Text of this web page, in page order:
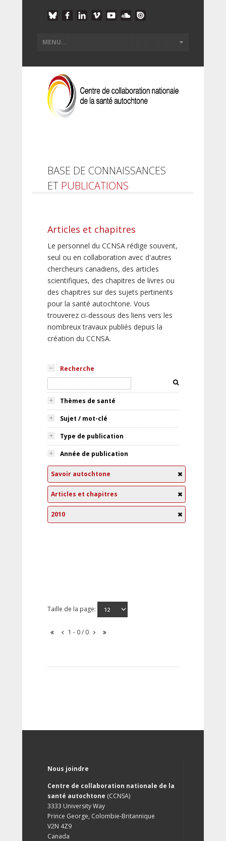
BASE DE CONNAISSANCES
ET PUBLICATIONS
Articles et chapitres
Le personnel du CCNSA rédige souvent,
seul ou en collaboration avec d'autres
chercheurs canadiens, des articles
scientifiques, des chapitres de livres ou
des chapitres sur des sujets pertinents
pour la santé autochtone. Vous
trouverez ci-dessous des liens vers les
nombreux travaux publiés depuis la
création du CCNSA.
Recherche
Thèmes de santé
Sujet / mot-clé
Type de publication
Année de publication
Savoir autochtone
Articles et chapitres
2010
Taille de la page:
1 - 0 / 0
Nous joindre
Centre de collaboration nationale de la
santé autochtone (CCNSA)
3333 University Way
Prince George, Colombie-Britannique
V2N 4Z9
Canada